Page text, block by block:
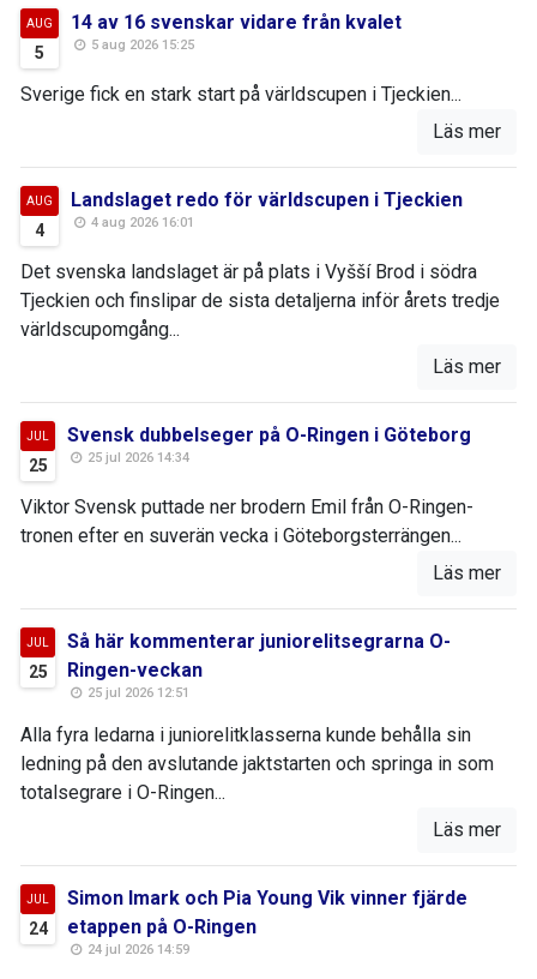
AUG
5
14 av 16 svenskar vidare från kvalet
5 aug 2026 15:25
Sverige fick en stark start på världscupen i Tjeckien...
Läs mer
AUG
4
Landslaget redo för världscupen i Tjeckien
4 aug 2026 16:01
Det svenska landslaget är på plats i Vyšší Brod i södra
Tjeckien och finslipar de sista detaljerna inför årets tredje
världscupomgång...
Läs mer
JUL
25
Svensk dubbelseger på O-Ringen i Göteborg
25 jul 2026 14:34
Viktor Svensk puttade ner brodern Emil från O-Ringen-
tronen efter en suverän vecka i Göteborgsterrängen...
Läs mer
JUL
25
Så här kommenterar juniorelitsegrarna O-
Ringen-veckan
25 jul 2026 12:51
Alla fyra ledarna i juniorelitklasserna kunde behålla sin
ledning på den avslutande jaktstarten och springa in som
totalsegrare i O-Ringen...
Läs mer
JUL
24
Simon Imark och Pia Young Vik vinner fjärde
etappen på O-Ringen
24 jul 2026 14:59